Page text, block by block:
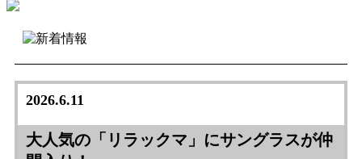
2026.6.11
大人気の「リラックマ」にサングラスが仲